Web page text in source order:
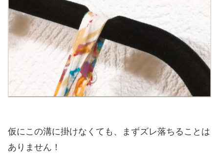
仮にこの溝に掛けなくても、まずズレ落ちることは
ありません！